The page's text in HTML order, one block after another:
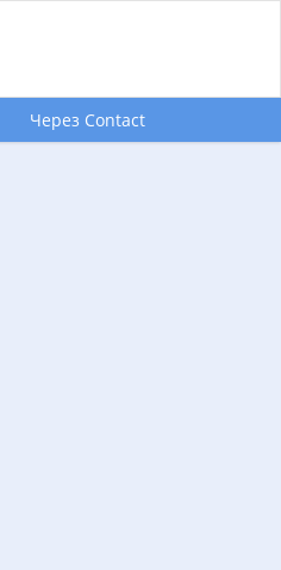
Через Contact